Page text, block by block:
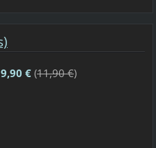
9,90 €(11,90 €)